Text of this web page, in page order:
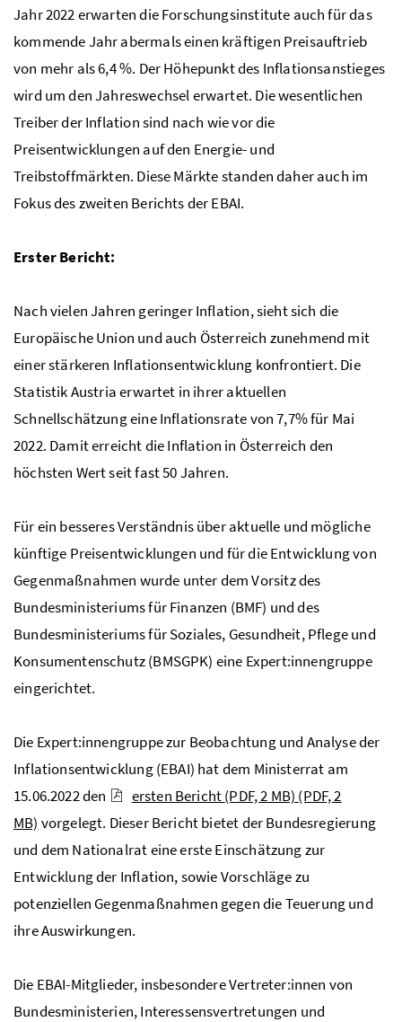
Jahr 2022 erwarten die Forschungsinstitute auch für das
kommende Jahr abermals einen kräftigen Preisauftrieb
von mehr als 6,4 %. Der Höhepunkt des Inflationsanstieges
wird um den Jahreswechsel erwartet. Die wesentlichen
Treiber der Inflation sind nach wie vor die
Preisentwicklungen auf den Energie- und
Treibstoffmärkten. Diese Märkte standen daher auch im
Fokus des zweiten Berichts der EBAI.
Erster Bericht:
Nach vielen Jahren geringer Inflation, sieht sich die
Europäische Union und auch Österreich zunehmend mit
einer stärkeren Inflationsentwicklung konfrontiert. Die
Statistik Austria erwartet in ihrer aktuellen
Schnellschätzung eine Inflationsrate von 7,7% für Mai
2022. Damit erreicht die Inflation in Österreich den
höchsten Wert seit fast 50 Jahren.
Für ein besseres Verständnis über aktuelle und mögliche
künftige Preisentwicklungen und für die Entwicklung von
Gegenmaßnahmen wurde unter dem Vorsitz des
Bundesministeriums für Finanzen (BMF) und des
Bundesministeriums für Soziales, Gesundheit, Pflege und
Konsumentenschutz (BMSGPK) eine Expert:innengruppe
eingerichtet.
Die Expert:innengruppe zur Beobachtung und Analyse der
Inflationsentwicklung (EBAI) hat dem Ministerrat am
15.06.2022 den
ersten Bericht (PDF, 2 MB) (PDF, 2
MB) vorgelegt. Dieser Bericht bietet der Bundesregierung
und dem Nationalrat eine erste Einschätzung zur
Entwicklung der Inflation, sowie Vorschläge zu
potenziellen Gegenmaßnahmen gegen die Teuerung und
ihre Auswirkungen.
Die EBAI-Mitglieder, insbesondere Vertreter:innen von
Bundesministerien, Interessensvertretungen und